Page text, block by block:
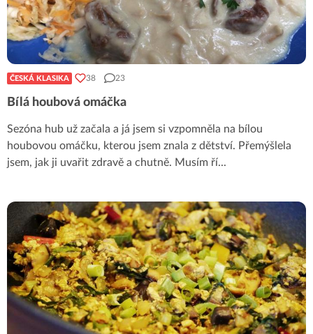
ČESKÁ KLASIKA 38 23
Bílá houbová omáčka
Sezóna hub už začala a já jsem si vzpomněla na bílou
houbovou omáčku, kterou jsem znala z dětství. Přemýšlela
jsem, jak ji uvařit zdravě a chutně. Musím ří...